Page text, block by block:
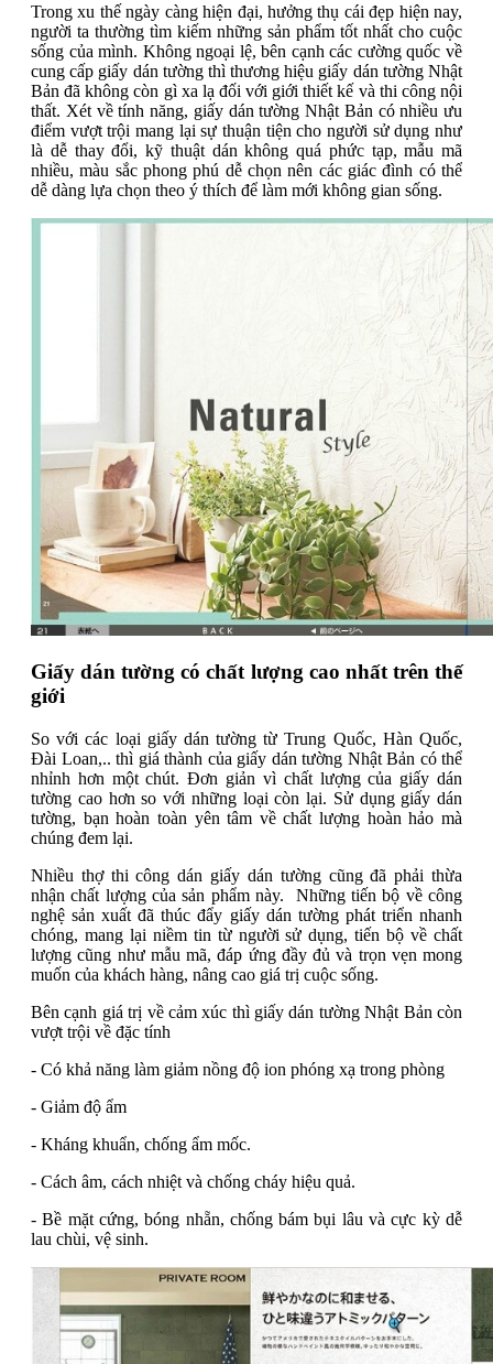
Trong xu thế ngày càng hiện đại, hưởng thụ cái đẹp hiện nay,
người ta thường tìm kiếm những sản phẩm tốt nhất cho cuộc
sống của mình. Không ngoại lệ, bên cạnh các cường quốc về
cung cấp giấy dán tường thì thương hiệu giấy dán tường Nhật
Bản đã không còn gì xa lạ đối với giới thiết kế và thi công nội
thất. Xét về tính năng, giấy dán tường Nhật Bản có nhiều ưu
điểm vượt trội mang lại sự thuận tiện cho người sử dụng như
là dễ thay đổi, kỹ thuật dán không quá phức tạp, mẫu mã
nhiều, màu sắc phong phú dễ chọn nên các giác đình có thể
dễ dàng lựa chọn theo ý thích để làm mới không gian sống.
Giấy dán tường có chất lượng cao nhất trên thế
giới
So với các loại giấy dán tường từ Trung Quốc, Hàn Quốc,
Đài Loan,.. thì giá thành của giấy dán tường Nhật Bản có thể
nhỉnh hơn một chút. Đơn giản vì chất lượng của giấy dán
tường cao hơn so với những loại còn lại. Sử dụng giấy dán
tường, bạn hoàn toàn yên tâm về chất lượng hoàn hảo mà
chúng đem lại.
Nhiều thợ thi công dán giấy dán tường cũng đã phải thừa
nhận chất lượng của sản phẩm này. Những tiến bộ về công
nghệ sản xuất đã thúc đẩy giấy dán tường phát triển nhanh
chóng, mang lại niềm tin từ người sử dụng, tiến bộ về chất
lượng cũng như mẫu mã, đáp ứng đầy đủ và trọn vẹn mong
muốn của khách hàng, nâng cao giá trị cuộc sống.
Bên cạnh giá trị về cảm xúc thì giấy dán tường Nhật Bản còn
vượt trội về đặc tính
- Có khả năng làm giảm nồng độ ion phóng xạ trong phòng
- Giảm độ ẩm
- Kháng khuẩn, chống ẩm mốc.
- Cách âm, cách nhiệt và chống cháy hiệu quả.
- Bề mặt cứng, bóng nhẵn, chống bám bụi lâu và cực kỳ dễ
lau chùi, vệ sinh.